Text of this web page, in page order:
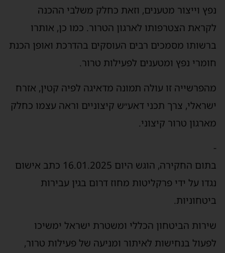
נפץ וייצור מטענים, וזאת כחלק משלבי ההכנה
לקראת הצטרפותו לארגון הטרור. כמו כן, אותרו
ברשותו מסמכים רבים העוסקים בהדרכת ואופן הכנת
חומרי נפץ ומטענים לפעילות טרור.
מהפרשייה זו עולה תמונה מדאיגה לפיה קטין, אזרח
ישראלי, צרך תכני דאע״ש קיצוניים וראה עצמו כחלק
מארגון טרור קיצוני.
-
בתום החקירה, הוגש היום 16.01.2025 כתב אישום
נגדו על ידי פרקליטות מחוז דרום בגין עבירות
ביטחוניות.
שירות הביטחון הכללי ומשטרת ישראל ימשיכו
לפעול בנחישות לאיתור ומניעה של פעילות טרור,